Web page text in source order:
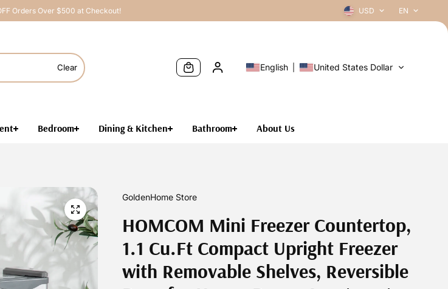
Orders Over $500 at Checkout! USD EN
Clear English United States Dollar
Bedroom Dining & Kitchen Bathroom About Us
GoldenHome Store
HOMCOM Mini Freezer Countertop,
1.1 Cu.Ft Compact Upright Freezer
with Removable Shelves, Reversible